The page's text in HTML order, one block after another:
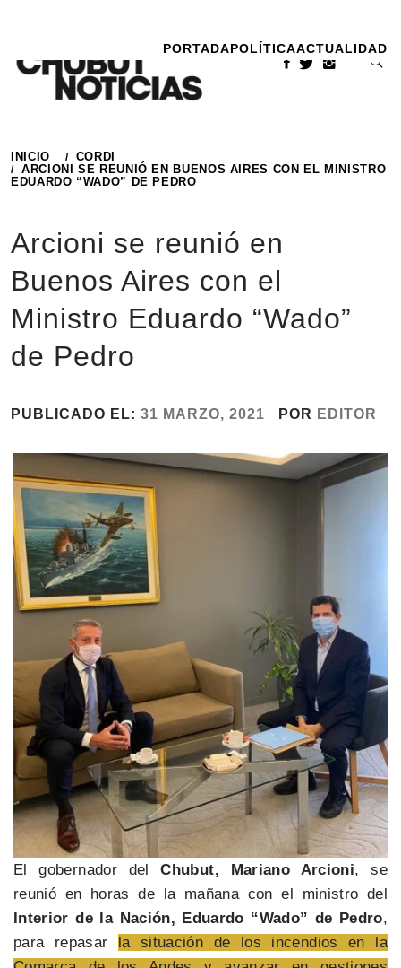
contenido
PORTADAPOLÍTICAACTUALIDAD
INICIO
CORDI
ARCIONI SE REUNIÓ EN BUENOS AIRES CON EL MINISTRO
EDUARDO “WADO” DE PEDRO
Arcioni se reunió en
Buenos Aires con el
Ministro Eduardo “Wado”
de Pedro
PUBLICADO EL: 31 MARZO, 2021 POR EDITOR
El gobernador delChubut, Mariano Arcioni, se
reunió en horas de la mañana con el ministro del
Interior de la Nación, Eduardo “Wado” de Pedro,
para repasar la situación de los incendios en la